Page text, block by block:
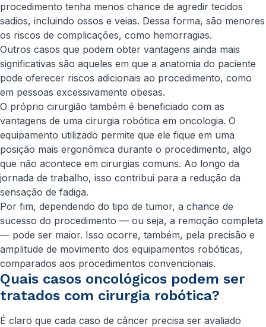
procedimento tenha menos chance de agredir tecidos
sadios, incluindo ossos e veias. Dessa forma, são menores
os riscos de complicações, como hemorragias.
Outros casos que podem obter vantagens ainda mais
significativas são aqueles em que a anatomia do paciente
pode oferecer riscos adicionais ao procedimento, como
em pessoas excessivamente obesas.
O próprio cirurgião também é beneficiado com as
vantagens de uma cirurgia robótica em oncologia. O
equipamento utilizado permite que ele fique em uma
posição mais ergonômica durante o procedimento, algo
que não acontece em cirurgias comuns. Ao longo da
jornada de trabalho, isso contribui para a redução da
sensação de fadiga.
Por fim, dependendo do tipo de tumor, a chance de
sucesso do procedimento — ou seja, a remoção completa
— pode ser maior. Isso ocorre, também, pela precisão e
amplitude de movimento dos equipamentos robóticas,
comparados aos procedimentos convencionais.
Quais casos oncológicos podem ser
tratados com cirurgia robótica?
É claro que cada caso de câncer precisa ser avaliado